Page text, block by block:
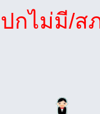
ปกไม่มี/ส